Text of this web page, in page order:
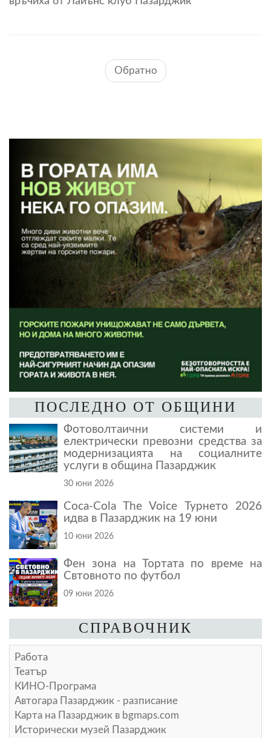
Обратно
ПОСЛЕДНО ОТ ОБЩИНИ
Фотоволтаични системи и
електрически превозни средства за
модернизацията на социалните
услуги в община Пазарджик
30 юни 2026
Coca-Cola The Voice Турнето 2026
идва в Пазарджик на 19 юни
10 юни 2026
Фен зона на Тортата по време на
Свтовното по футбол
09 юни 2026
СПРАВОЧНИК
Работа
Театър
КИНО-Програма
Автогара Пазарджик - разписание
Карта на Пазарджик в bgmaps.com
Исторически музей Пазарджик